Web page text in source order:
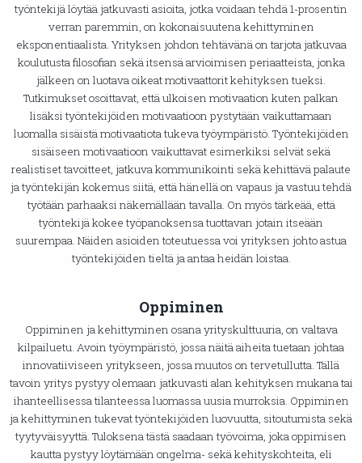
työntekijä löytää jatkuvasti asioita, jotka voidaan tehdä 1-prosentin
verran paremmin, on kokonaisuutena kehittyminen
eksponentiaalista. Yrityksen johdon tehtävänä on tarjota jatkuvaa
koulutusta filosofian sekä itsensä arvioimisen periaatteista, jonka
jälkeen on luotava oikeat motivaattorit kehityksen tueksi.
Tutkimukset osoittavat, että ulkoisen motivaation kuten palkan
lisäksi työntekijöiden motivaatioon pystytään vaikuttamaan
luomalla sisäistä motivaatiota tukeva työympäristö. Työntekijöiden
sisäiseen motivaatioon vaikuttavat esimerkiksi selvät sekä
realistiset tavoitteet, jatkuva kommunikointi sekä kehittävä palaute
ja työntekijän kokemus siitä, että hänellä on vapaus ja vastuu tehdä
työtään parhaaksi näkemällään tavalla. On myös tärkeää, että
työntekijä kokee työpanoksensa tuottavan jotain itseään
suurempaa. Näiden asioiden toteutuessa voi yrityksen johto astua
työntekijöiden tieltä ja antaa heidän loistaa.
Oppiminen
Oppiminen ja kehittyminen osana yrityskulttuuria, on valtava
kilpailuetu. Avoin työympäristö, jossa näitä aiheita tuetaan johtaa
innovatiiviseen yritykseen, jossa muutos on tervetullutta. Tällä
tavoin yritys pystyy olemaan jatkuvasti alan kehityksen mukana tai
ihanteellisessa tilanteessa luomassa uusia murroksia. Oppiminen
ja kehittyminen tukevat työntekijöiden luovuutta, sitoutumista sekä
tyytyväisyyttä. Tuloksena tästä saadaan työvoima, joka oppimisen
kautta pystyy löytämään ongelma- sekä kehityskohteita, eli